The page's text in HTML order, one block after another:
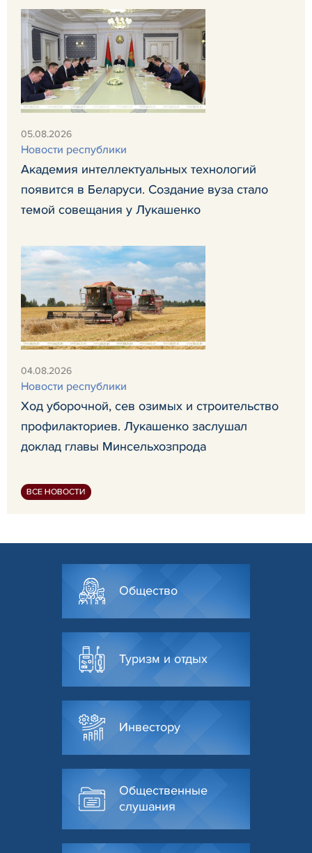
05.08.2026
Новости республики
Академия интеллектуальных технологий
появится в Беларуси. Создание вуза стало
темой совещания у Лукашенко
04.08.2026
Новости республики
Ход уборочной, сев озимых и строительство
профилакториев. Лукашенко заслушал
доклад главы Минсельхозпрода
ВСЕ НОВОСТИ
Общество
Туризм и отдых
Инвестору
Общественные
слушания